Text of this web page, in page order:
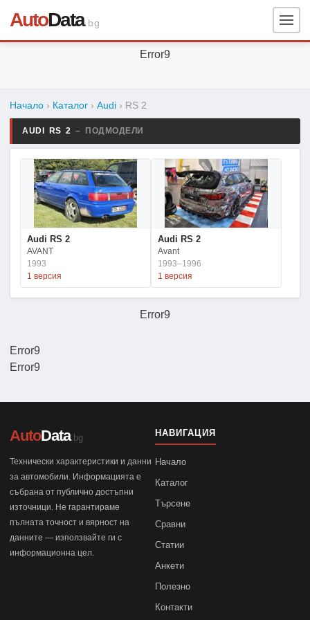
AutoData.bg
Error9
Error9
Начало › Каталог › Audi › RS 2
AUDI RS 2 – ПОДМОДЕЛИ
Audi RS 2
AVANT
1993
1 версия
Audi RS 2
Avant
1993–1996
1 версия
Error9
Error9
AutoData.bg
Технически характеристики и данни
за автомобили. Информацията е
събрана от публично достъпни
източници. Не гарантираме
пълната точност и вярност на
данните — използвайте ги с
информационна цел.
НАВИГАЦИЯ
Начало
Каталог
Търсене
Сравни
Статии
Анкети
Полезно
Контакти